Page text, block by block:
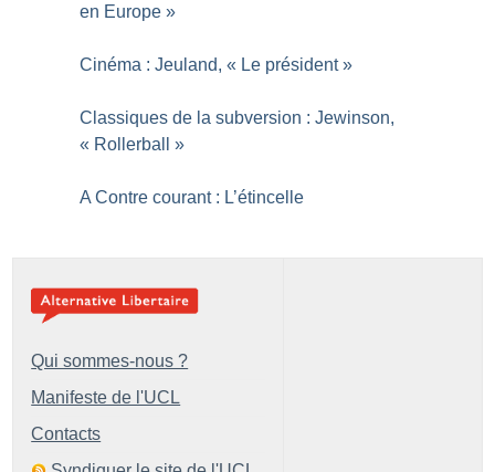
en Europe »
Cinéma : Jeuland, « Le président »
Classiques de la subversion : Jewinson,
« Rollerball »
A Contre courant : L’étincelle
Qui sommes-nous ?
Manifeste de l'UCL
Contacts